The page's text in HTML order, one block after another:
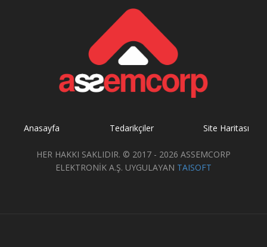
Anasayfa Tedarikçiler Site Haritası
HER HAKKI SAKLIDIR. © 2017 - 2026 ASSEMCORP
ELEKTRONİK A.Ş. UYGULAYAN TAISOFT